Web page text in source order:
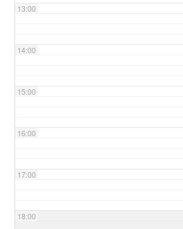
13:00
14:00
15:00
16:00
17:00
18:00